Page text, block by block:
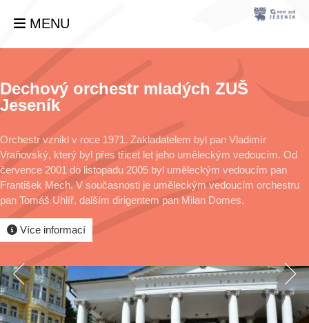
MENU
Dechový orchestr mladých ZUŠ
Jeseník
Orchestr vznikl v roce 1971. Zakladatelem byl pan Vladimír
Vraňovský, který byl přes třicet let jeho uměleckým vedoucím. Od
července 2001 do listopadu 2005 byl uměleckým vedoucím pan
František Mech. V současnosti je uměleckým vedoucím orchestru
pan Tomáš Uhlíř, dalším dirigentem pan Milan Domes.
Více informací